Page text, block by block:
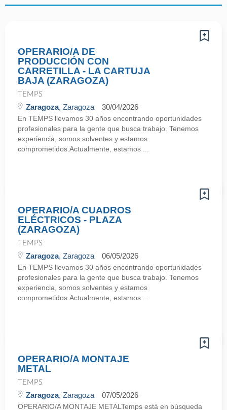
OPERARIO/A DE
PRODUCCIÓN CON
CARRETILLA - LA CARTUJA
BAJA (ZARAGOZA)
TEMPS
Zaragoza, Zaragoza 30/04/2026
En TEMPS llevamos 30 años encontrando oportunidades
profesionales para la gente que busca trabajo. Tenemos
experiencia, somos solventes y estamos
comprometidos.Actualmente, estamos ...
OPERARIO/A CUADROS
ELÉCTRICOS - PLAZA
(ZARAGOZA)
TEMPS
Zaragoza, Zaragoza 06/05/2026
En TEMPS llevamos 30 años encontrando oportunidades
profesionales para la gente que busca trabajo. Tenemos
experiencia, somos solventes y estamos
comprometidos.Actualmente, estamos ...
OPERARIO/A MONTAJE
METAL
TEMPS
Zaragoza, Zaragoza 07/05/2026
OPERARIO/A MONTAJE METALTemps está en búsqueda